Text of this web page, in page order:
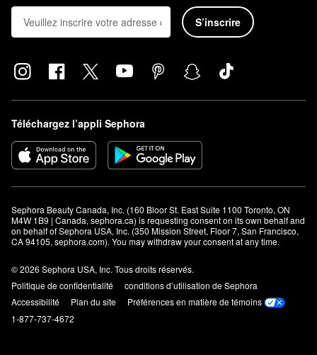
S’inscrire
Téléchargez l’appli Sephora
Sephora Beauty Canada, Inc. (160 Bloor St. East Suite 1100 Toronto, ON
M4W 1B9 | Canada, sephora.ca) is requesting consent on its own behalf and
on behalf of Sephora USA, Inc. (350 Mission Street, Floor 7, San Francisco,
CA 94105, sephora.com). You may withdraw your consent at any time.
© 2026 Sephora USA, Inc. Tous droits réservés.
Politique de confidentialité
conditions d’utilisation de Sephora
Accessibilité
Plan du site
Préférences en matière de témoins
1-877-737-4672